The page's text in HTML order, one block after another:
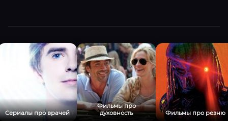
Сериалы про врачей
Фильмы про
духовность
Фильмы про резню